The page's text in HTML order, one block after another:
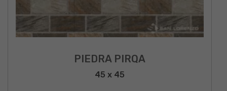
PIEDRA PIRQA
45 x 45